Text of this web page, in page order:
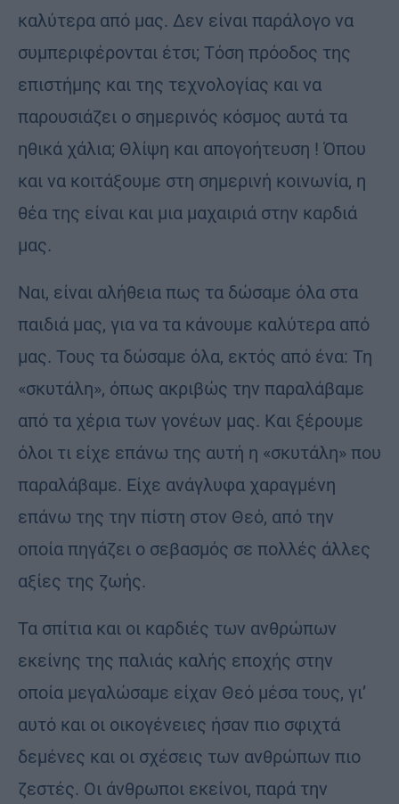
καλύτερα από μας. Δεν είναι παράλογο να
συμπεριφέρονται έτσι; Τόση πρόοδος της
επιστήμης και της τεχνολογίας και να
παρουσιάζει ο σημερινός κόσμος αυτά τα
ηθικά χάλια; Θλίψη και απογοήτευση ! Όπου
και να κοιτάξουμε στη σημερινή κοινωνία, η
θέα της είναι και μια μαχαιριά στην καρδιά
μας.
Ναι, είναι αλήθεια πως τα δώσαμε όλα στα
παιδιά μας, για να τα κάνουμε καλύτερα από
μας. Τους τα δώσαμε όλα, εκτός από ένα: Τη
«σκυτάλη», όπως ακριβώς την παραλάβαμε
από τα χέρια των γονέων μας. Και ξέρουμε
όλοι τι είχε επάνω της αυτή η «σκυτάλη» που
παραλάβαμε. Είχε ανάγλυφα χαραγμένη
επάνω της την πίστη στον Θεό, από την
οποία πηγάζει ο σεβασμός σε πολλές άλλες
αξίες της ζωής.
Τα σπίτια και οι καρδιές των ανθρώπων
εκείνης της παλιάς καλής εποχής στην
οποία μεγαλώσαμε είχαν Θεό μέσα τους, γι’
αυτό και οι οικογένειες ήσαν πιο σφιχτά
δεμένες και οι σχέσεις των ανθρώπων πιο
ζεστές. Οι άνθρωποι εκείνοι, παρά την